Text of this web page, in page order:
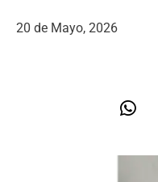
20 de Mayo, 2026